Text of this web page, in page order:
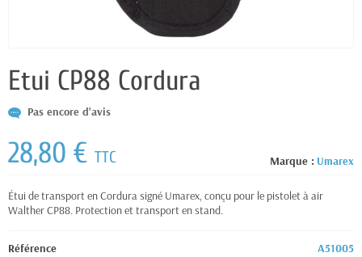
Etui CP88 Cordura
Pas encore d'avis
Marque : Umarex
28,80 € TTC
Étui de transport en Cordura signé Umarex, conçu pour le pistolet à air
Walther CP88. Protection et transport en stand.
Référence A51005